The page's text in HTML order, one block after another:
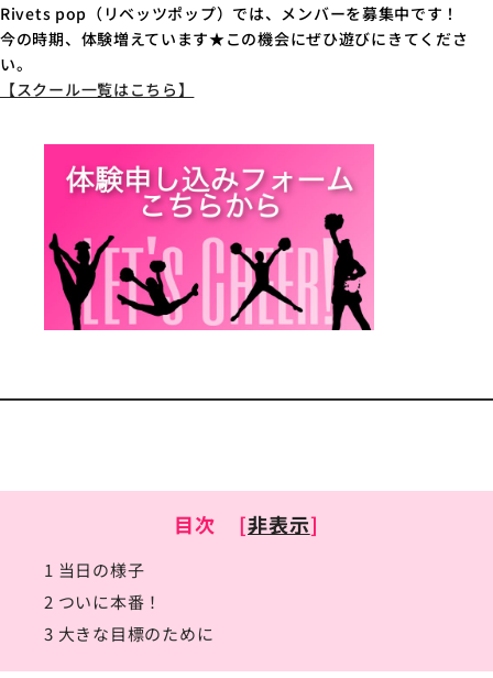
Rivets pop（リベッツポップ）では、メンバーを募集中です！
今の時期、体験増えています★この機会にぜひ遊びにきてくださ
い。
【スクール一覧はこちら】
目次 [非表示]
1 当日の様子
2 ついに本番！
3 大きな目標のために